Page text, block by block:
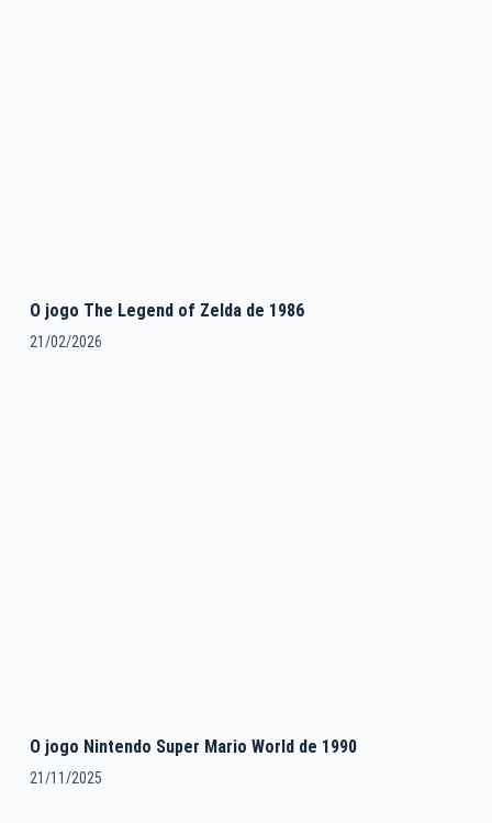
O jogo The Legend of Zelda de 1986
21/02/2026
O jogo Nintendo Super Mario World de 1990
21/11/2025